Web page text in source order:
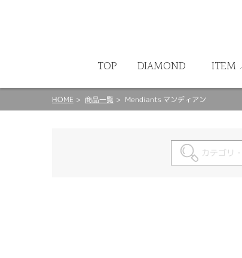
TOP DIAMOND ITEM
HOME 商品一覧 Mendiants マンディアン